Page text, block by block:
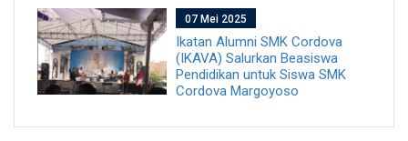
07 Mei 2025
Ikatan Alumni SMK Cordova
(IKAVA) Salurkan Beasiswa
Pendidikan untuk Siswa SMK
Cordova Margoyoso